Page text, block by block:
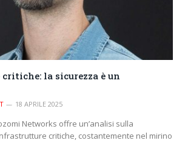
la sicurezza è un
18 APRILE 2025
Networks offre un’analisi sulla
critiche, costantemente nel mirino